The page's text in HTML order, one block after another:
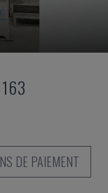
DE PAIEMENT